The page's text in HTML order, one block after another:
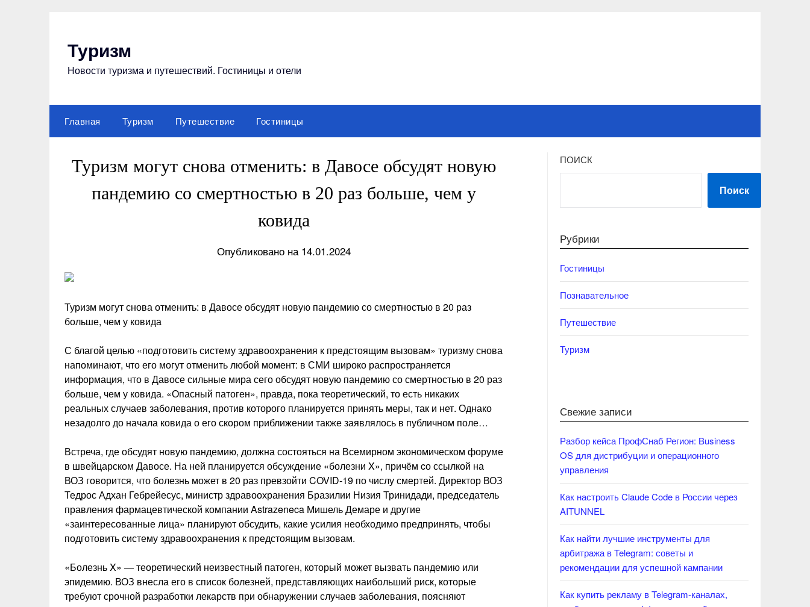
Туризм
Новости туризма и путешествий. Гостиницы и отели
Главная Туризм Путешествие Гостиницы
Туризм могут снова отменить: в Давосе обсудят новую
пандемию со смертностью в 20 раз больше, чем у
ковида
Опубликовано на 14.01.2024
Туризм могут снова отменить: в Давосе обсудят новую пандемию со смертностью в 20 раз
больше, чем у ковида
С благой целью «подготовить систему здравоохранения к предстоящим вызовам» туризму снова
напоминают, что его могут отменить любой момент: в СМИ широко распространяется
информация, что в Давосе сильные мира сего обсудят новую пандемию со смертностью в 20 раз
больше, чем у ковида. «Опасный патоген», правда, пока теоретический, то есть никаких
реальных случаев заболевания, против которого планируется принять меры, так и нет. Однако
незадолго до начала ковида о его скором приближении также заявлялось в публичном поле…
Встреча, где обсудят новую пандемию, должна состояться на Всемирном экономическом форуме
в швейцарском Давосе. На ней планируется обсуждение «болезни X», причём cо ссылкой на
ВОЗ говорится, что болезнь может в 20 раз превзойти COVID-19 по числу смертей. Директор ВОЗ
Тедрос Адхан Гебрейесус, министр здравоохранения Бразилии Низия Тринидади, председатель
правления фармацевтической компании Astrazeneca Мишель Демаре и другие
«заинтересованные лица» планируют обсудить, какие усилия необходимо предпринять, чтобы
подготовить систему здравоохранения к предстоящим вызовам.
«Болезнь X» — теоретический неизвестный патоген, который может вызвать пандемию или
эпидемию. ВОЗ внесла его в список болезней, представляющих наибольший риск, которые
требуют срочной разработки лекарств при обнаружении случаев заболевания, поясняют
ПОИСК
Поиск
Рубрики
Гостиницы
Познавательное
Путешествие
Туризм
Свежие записи
Разбор кейса ПрофСнаб Регион: Business
OS для дистрибуции и операционного
управления
Как настроить Claude Code в России через
AITUNNEL
Как найти лучшие инструменты для
арбитража в Telegram: советы и
рекомендации для успешной кампании
Как купить рекламу в Telegram-каналах,